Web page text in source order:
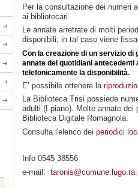
Per la consultazione dei numeri
ai bibliotecari.
Le annate arretrate di molti
disponibili; in tal caso viene
Con la creazione di un servizio di
annate dei quotidiani
telefonicamente la disponibilità.
E’ possibile ottenere la
La Biblioteca Trisi possiede
adulti (I piano). Molte annate
Biblioteca Digitale Romagnola.
Consulta l'elenco dei periodici
Info 0545 38556
e-mail: